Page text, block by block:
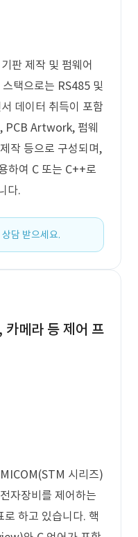
판 제작 및 펌웨어
택으로는 RS485 및
데이터 취득이 포함
PCB Artwork, 펌웨
작 등으로 구성되며,
하여 C 또는 C++로
다.
담 받으세요.
메라 등 제어 프
시리즈)
자장비를 제어하는
하고 있습니다. 핵